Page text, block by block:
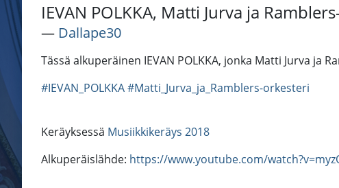
IEVAN POLKKA, Matti Jurva ja
― Dallape30
Tässä alkuperäinen IEVAN POLKKA, jonka Matti Jurva ja
#IEVAN_POLKKA#Matti_Jurva_ja_Ramblers-orkesteri
Keräyksessä Musiikkikeräys 2018
Alkuperäislähde: https://www.youtube.com/